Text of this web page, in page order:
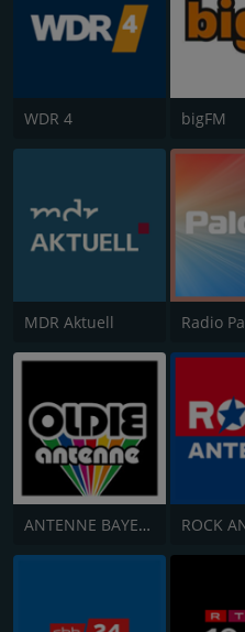
WDR 4 bigFM
MDR Aktuell Radio
ANTENNE BAYERN Oldies but Goldies ROCK